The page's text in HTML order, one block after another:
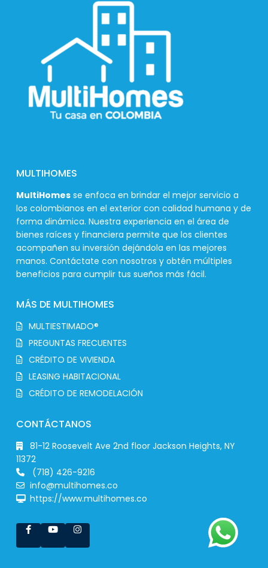
MULTIHOMES
MultiHomes se enfoca en brindar el mejor servicio a
los colombianos en el exterior con calidad humana y de
forma dinámica. Nuestra experiencia en el área de
bienes raíces y financiera permite que los clientes
acompañen su inversión dejándola en las mejores
manos. Contáctate con nosotros y obtén múltiples
beneficios para cumplir tus sueños más fácil.
MÁS DE MULTIHOMES
MULTIESTIMADO®
PREGUNTAS FRECUENTES
CRÉDITO DE VIVIENDA
LEASING HABITACIONAL
CRÉDITO DE REMODELACIÓN
CONTÁCTANOS
81-12 Roosevelt Ave 2nd floor Jackson Heights, NY
11372
(718) 426-9216
info@multihomes.co
https://www.multihomes.co